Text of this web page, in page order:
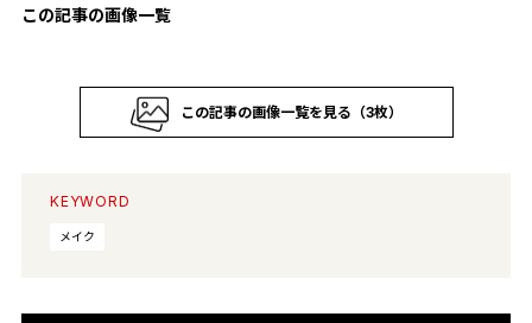
この記事の画像一覧
この記事の画像一覧を見る（3枚）
KEYWORD
メイク